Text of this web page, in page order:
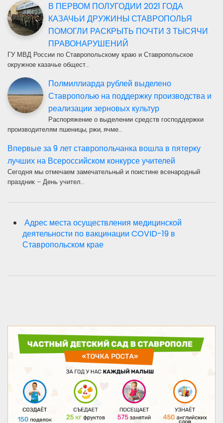
В ПЕРВОМ ПОЛУГОДИИ 2021 ГОДА
КАЗАЧЬИ ДРУЖИНЫ СТАВРОПОЛЬЯ
ПОМОГЛИ РАСКРЫТЬ ПОЧТИ 3 ТЫСЯЧИ
ПРАВОНАРУШЕНИЙ
ГУ МВД России по Ставропольскому краю и Ставропольское
окружное казачье общест…
Полмиллиарда рублей выделено
Ставрополью на поддержку производства и
реализации зерновых культур
Распоряжение о выделении средств господдержки
производителям пшеницы, ржи, ячме…
Впервые за 9 лет ставропольчанка вошла в пятерку
лучших на Всероссийском конкурсе учителей
Сегодня мы отмечаем замечательный и поистине всенародный
праздник – День учител…
Адрес места осуществления медицинской
деятельности по вакцинации COVID-19 в
Ставропольском крае